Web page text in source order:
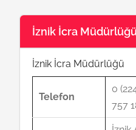
İznik İcra
İznik İcra Müdürlüğü
Telefon
0
757